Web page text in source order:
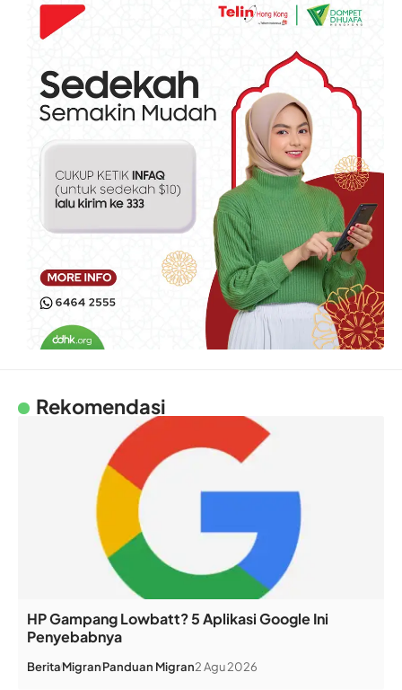
Rekomendasi
HP Gampang Lowbatt? 5 Aplikasi Google Ini
Penyebabnya
BeritaMigranPanduan Migran2 Agu 2026